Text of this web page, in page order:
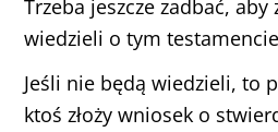
Trzeba jeszcze zadbać,
wiedzieli o tym
Jeśli nie będą wiedzieli, to
ktoś złoży wniosek o